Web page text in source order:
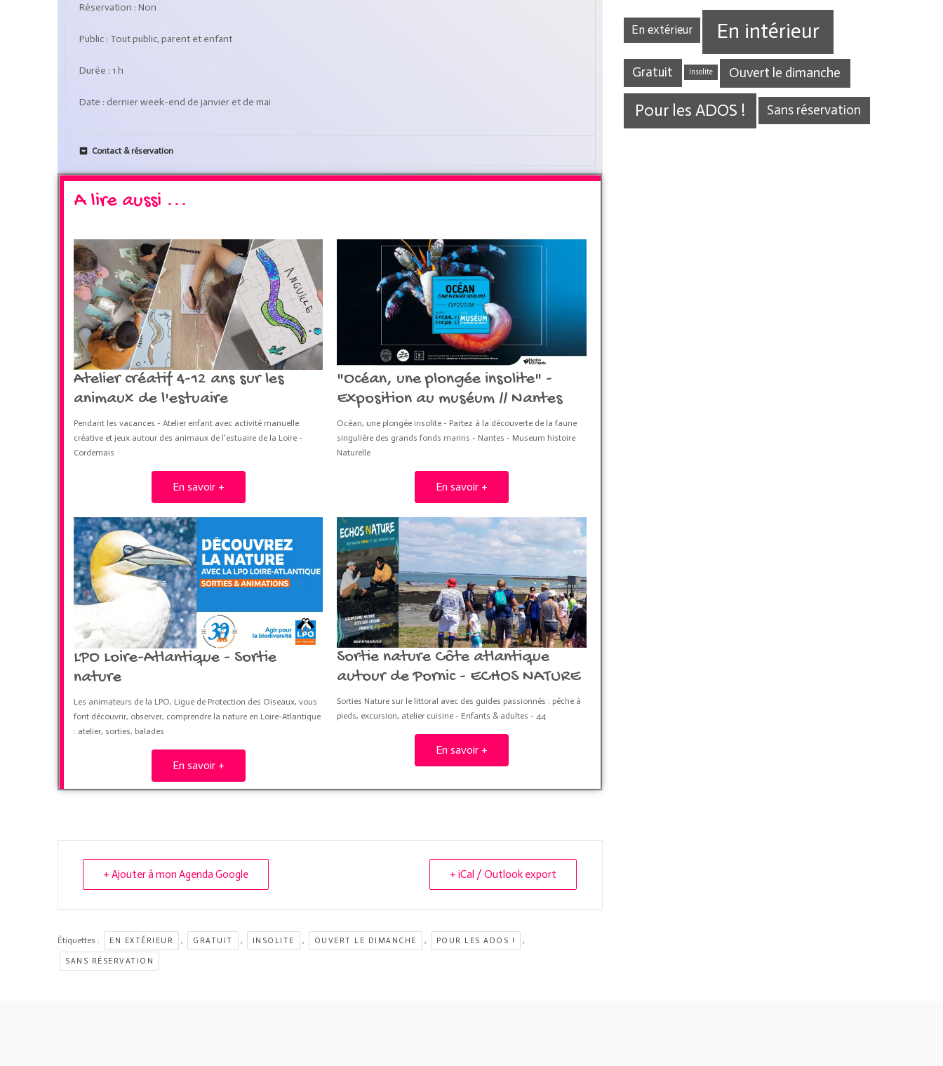
Réservation : Non
Public : Tout public, parent et enfant
Durée : 1 h
Date : dernier week-end de janvier et de mai
Contact & réservation
A lire aussi ...
Atelier créatif 4-12 ans sur les
animaux de l'estuaire
Pendant les vacances - Atelier enfant avec activité manuelle
créative et jeux autour des animaux de l'estuaire de la Loire -
Cordemais
En savoir +
"Océan, une plongée insolite" -
Exposition au muséum // Nantes
Océan, une plongée insolite - Partez à la découverte de la faune
singulière des grands fonds marins - Nantes - Museum histoire
Naturelle
En savoir +
LPO Loire-Atlantique - Sortie
nature
Les animateurs de la LPO, Ligue de Protection des Oiseaux, vous
font découvrir, observer, comprendre la nature en Loire-Atlantique
: atelier, sorties, balades
En savoir +
Sortie nature Côte atlantique
autour de Pornic - ECHOS NATURE
Sorties Nature sur le littoral avec des guides passionnés : pêche à
pieds, excursion, atelier cuisine - Enfants & adultes - 44
En savoir +
+ Ajouter à mon Agenda Google + iCal / Outlook export
Étiquettes : EN EXTÉRIEUR , GRATUIT , INSOLITE , OUVERT LE DIMANCHE , POUR LES ADOS ! ,
SANS RÉSERVATION
En extérieur En intérieur
Gratuit Insolite Ouvert le dimanche
Pour les ADOS ! Sans réservation